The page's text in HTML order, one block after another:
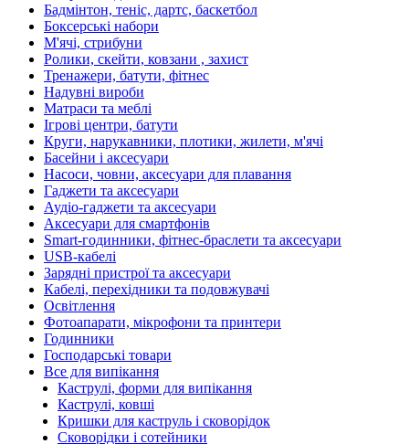
Бадмінтон, теніс, дартс, баскетбол
Боксерські набори
М'ячі, стрибуни
Ролики, скейти, ковзани , захист
Тренажери, батути, фітнес
Надувні вироби
Матраси та меблі
Ігрові центри, батути
Круги, нарукавники, плотики, жилети, м'ячі
Басейни і аксесуари
Насоси, човни, аксесуари для плавання
Гаджети та аксесуари
Аудіо-гаджети та аксесуари
Аксесуари для смартфонів
Smart-годинники, фітнес-браслети та аксесуари
USB-кабелі
Зарядні пристрої та аксесуари
Кабелі, перехідники та подовжувачі
Освітлення
Фотоапарати, мікрофони та принтери
Годинники
Господарські товари
Все для випікання
Каструлі, форми для випікання
Каструлі, ковші
Кришки для каструль і сковорідок
Сковорідки і сотейники